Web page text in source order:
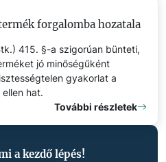
forgalomba hozatala
415. §-a szigorúan bünteti,
jó minőségűként
gyakorlat a
hat.
További részletek
a kezdő lépés!